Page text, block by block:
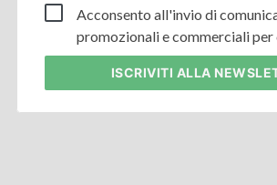
Acconsento all'invio di
promozionali e commerciali
ISCRIVITI ALLA